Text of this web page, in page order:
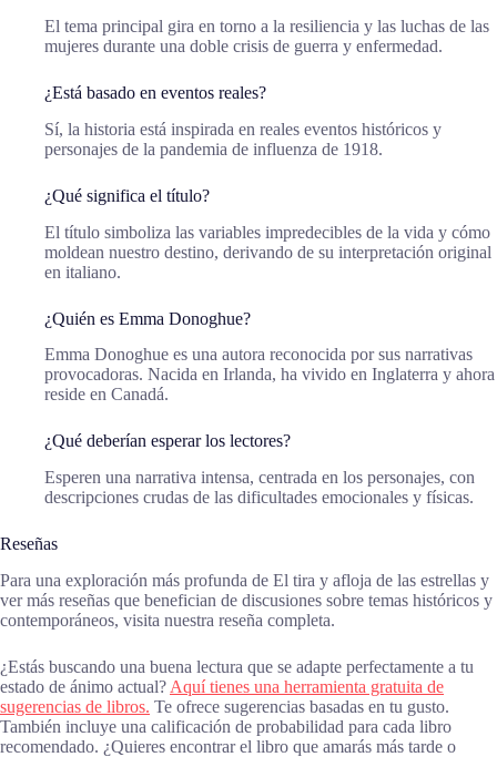
El tema principal gira en torno a la resiliencia y las luchas de las
mujeres durante una doble crisis de guerra y enfermedad.
¿Está basado en eventos reales?
Sí, la historia está inspirada en reales eventos históricos y
personajes de la pandemia de influenza de 1918.
¿Qué significa el título?
El título simboliza las variables impredecibles de la vida y cómo
moldean nuestro destino, derivando de su interpretación original
en italiano.
¿Quién es Emma Donoghue?
Emma Donoghue es una autora reconocida por sus narrativas
provocadoras. Nacida en Irlanda, ha vivido en Inglaterra y ahora
reside en Canadá.
¿Qué deberían esperar los lectores?
Esperen una narrativa intensa, centrada en los personajes, con
descripciones crudas de las dificultades emocionales y físicas.
Reseñas
Para una exploración más profunda de El tira y afloja de las estrellas y
ver más reseñas que benefician de discusiones sobre temas históricos y
contemporáneos, visita nuestra reseña completa.
¿Estás buscando una buena lectura que se adapte perfectamente a tu
estado de ánimo actual? Aquí tienes una herramienta gratuita de
sugerencias de libros. Te ofrece sugerencias basadas en tu gusto.
También incluye una calificación de probabilidad para cada libro
recomendado. ¿Quieres encontrar el libro que amarás más tarde o